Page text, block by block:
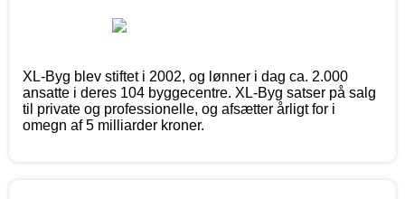
XL-Byg blev stiftet i 2002, og lønner i dag ca. 2.000
ansatte i deres 104 byggecentre. XL-Byg satser på salg
til private og professionelle, og afsætter årligt for i
omegn af 5 milliarder kroner.